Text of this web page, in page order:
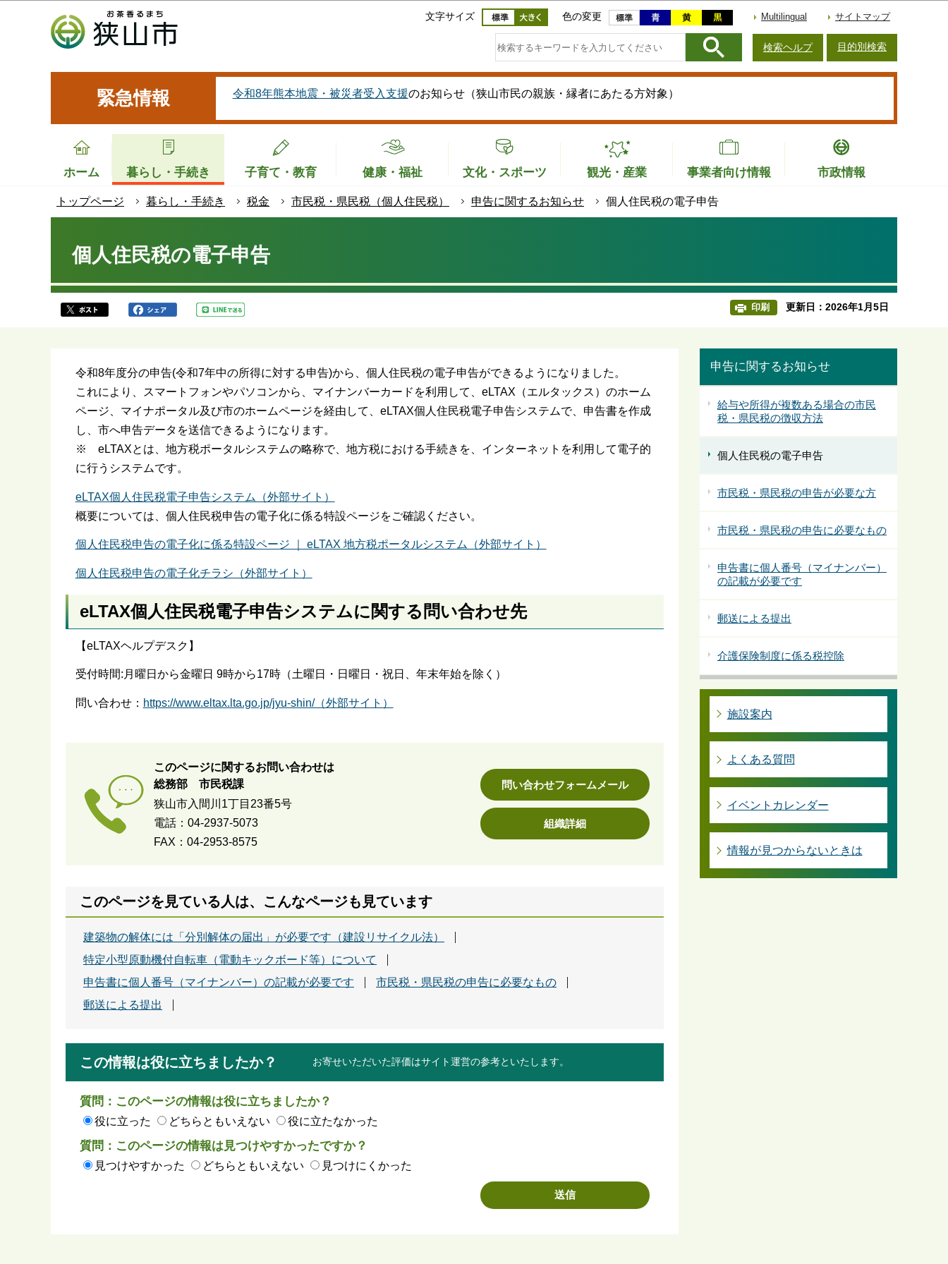
このページの本文へ移動
文字サイズ 色の変更 Multilingual サイトマップ
検索ヘルプ 目的別検索
緊急情報 令和8年熊本地震・被災者受入支援のお知らせ（狭山市民の親族・縁者にあたる方対象）
ホーム 暮らし・手続き 子育て・教育 健康・福祉 文化・スポーツ 観光・産業 事業者向け情報 市政情報
トップページ 暮らし・手続き 税金 市民税・県民税（個人住民税） 申告に関するお知らせ 個人住民税の電子申告
個人住民税の電子申告
印刷 更新日：2026年1月5日
令和8年度分の申告(令和7年中の所得に対する申告)から、個人住民税の電子申告ができるようになりました。
これにより、スマートフォンやパソコンから、マイナンバーカードを利用して、eLTAX（エルタックス）のホーム
ページ、マイナポータル及び市のホームページを経由して、eLTAX個人住民税電子申告システムで、申告書を作成
し、市へ申告データを送信できるようになります。
※ eLTAXとは、地方税ポータルシステムの略称で、地方税における手続きを、インターネットを利用して電子的
に行うシステムです。
eLTAX個人住民税電子申告システム（外部サイト）
概要については、個人住民税申告の電子化に係る特設ページをご確認ください。
個人住民税申告の電子化に係る特設ページ ｜ eLTAX 地方税ポータルシステム（外部サイト）
個人住民税申告の電子化チラシ（外部サイト）
eLTAX個人住民税電子申告システムに関する問い合わせ先
【eLTAXヘルプデスク】
受付時間:月曜日から金曜日 9時から17時（土曜日・日曜日・祝日、年末年始を除く）
問い合わせ： https://www.eltax.lta.go.jp/jyu-shin/（外部サイト）
このページに関するお問い合わせは
総務部 市民税課
狭山市入間川1丁目23番5号
電話：04-2937-5073
FAX：04-2953-8575
問い合わせフォームメール
組織詳細
このページを見ている人は、こんなページも見ています
建築物の解体には「分別解体の届出」が必要です（建設リサイクル法）
特定小型原動機付自転車（電動キックボード等）について
申告書に個人番号（マイナンバー）の記載が必要です
市民税・県民税の申告に必要なもの
郵送による提出
この情報は役に立ちましたか？ お寄せいただいた評価はサイト運営の参考といたします。
質問：このページの情報は役に立ちましたか？
役に立った どちらともいえない 役に立たなかった
質問：このページの情報は見つけやすかったですか？
見つけやすかった どちらともいえない 見つけにくかった
申告に関するお知らせ
給与や所得が複数ある場合の市民
税・県民税の徴収方法
個人住民税の電子申告
市民税・県民税の申告が必要な方
市民税・県民税の申告に必要なもの
申告書に個人番号（マイナンバー）
の記載が必要です
郵送による提出
介護保険制度に係る税控除
施設案内
よくある質問
イベントカレンダー
情報が見つからないときは